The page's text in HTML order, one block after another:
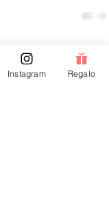
Ver todo
Instagram Regalo